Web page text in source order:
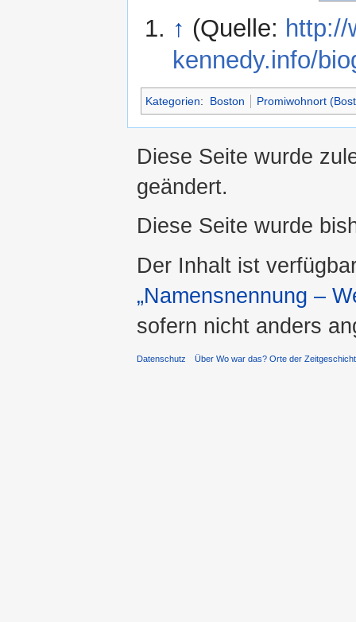
↑ (Quelle: http://
kennedy.info/
Kategorien: Boston Promiwohnort
Diese Seite wurde
geändert.
Diese Seite wurde
Der Inhalt ist
„Namensnennung –
sofern nicht anders
Datenschutz Über Wo war das? Orte der